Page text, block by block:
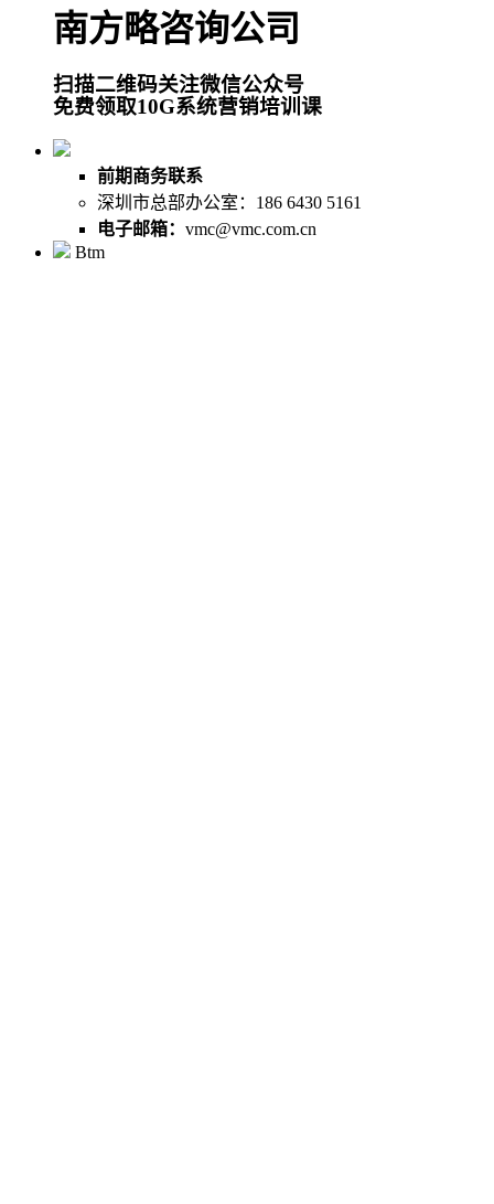
南方略咨询公司
扫描二维码关注微信公众号
免费领取10G系统营销培训课
前期商务联系
深圳市总部办公室：186 6430 5161
电子邮箱： vmc@vmc.com.cn
Btm